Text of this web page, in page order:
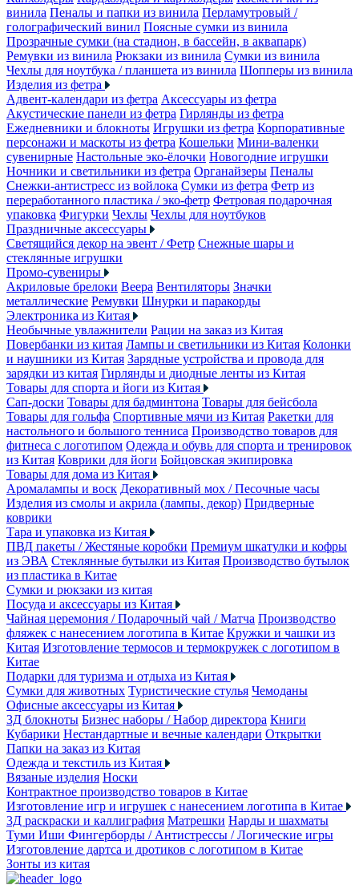
винила Пеналы и папки из винила Перламутровый /
голографический винил Поясные сумки из винила
Прозрачные сумки (на стадион, в бассейн, в аквапарк)
Ремувки из винила Рюкзаки из винила Сумки из винила
Чехлы для ноутбука / планшета из винила Шопперы из винила
Изделия из фетра
Адвент-календари из фетра Аксессуары из фетра
Акустические панели из фетра Гирлянды из фетра
Ежедневники и блокноты Игрушки из фетра Корпоративные
персонажи и маскоты из фетра Кошельки Мини-валенки
сувенирные Настольные эко-ёлочки Новогодние игрушки
Ночники и светильники из фетра Органайзеры Пеналы
Снежки-антистресс из войлока Сумки из фетра Фетр из
переработанного пластика / эко-фетр Фетровая подарочная
упаковка Фигурки Чехлы Чехлы для ноутбуков
Праздничные аксессуары
Светящийся декор на эвент / Фетр Снежные шары и
стеклянные игрушки
Промо-сувениры
Акриловые брелоки Веера Вентиляторы Значки
металлические Ремувки Шнурки и паракорды
Электроника из Китая
Необычные увлажнители Рации на заказ из Китая
Повербанки из китая Лампы и светильники из Китая Колонки
и наушники из Китая Зарядные устройства и провода для
зарядки из китая Гирлянды и диодные ленты из Китая
Товары для спорта и йоги из Китая
Сап-доски Товары для бадминтона Товары для бейсбола
Товары для гольфа Спортивные мячи из Китая Ракетки для
настольного и большого тенниса Производство товаров для
фитнеса с логотипом Одежда и обувь для спорта и тренировок
из Китая Коврики для йоги Бойцовская экипировка
Товары для дома из Китая
Аромалампы и воск Декоративный мох / Песочные часы
Изделия из смолы и акрила (лампы, декор) Придверные
коврики
Тара и упаковка из Китая
ПВД пакеты / Жестяные коробки Премиум шкатулки и кофры
из ЭВА Стеклянные бутылки из Китая Производство бутылок
из пластика в Китае
Сумки и рюкзаки из китая
Посуда и аксессуары из Китая
Чайная церемония / Подарочный чай / Матча Производство
фляжек с нанесением логотипа в Китае Кружки и чашки из
Китая Изготовление термосов и термокружек с логотипом в
Китае
Подарки для туризма и отдыха из Китая
Сумки для животных Туристические стулья Чемоданы
Офисные аксессуары из Китая
3Д блокноты Бизнес наборы / Набор директора Книги
Кубарики Нестандартные и вечные календари Открытки
Папки на заказ из Китая
Одежда и текстиль из Китая
Вязаные изделия Носки
Контрактное производство товаров в Китае
Изготовление игр и игрушек с нанесением логотипа в Китае
3Д раскраски и каллиграфия Матрешки Нарды и шахматы
Туми Иши Фингерборды / Антистрессы / Логические игры
Изготовление дартса и дротиков с логотипом в Китае
Зонты из китая